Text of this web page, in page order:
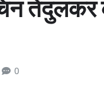
तेंदुलकर
0